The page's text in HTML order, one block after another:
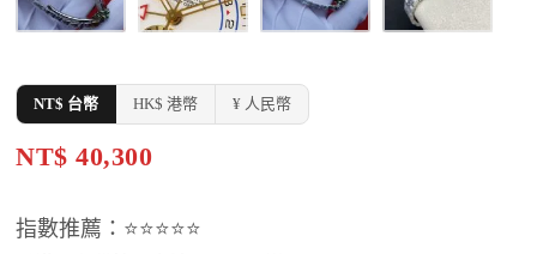
NT$ 台幣 HK$ 港幣 ¥ 人民幣
NT$ 40,300
指數推薦：⭐⭐⭐⭐⭐